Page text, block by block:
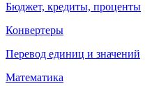
Бюджет, кредиты, проценты
Конвертеры
Перевод единиц и значений
Математика